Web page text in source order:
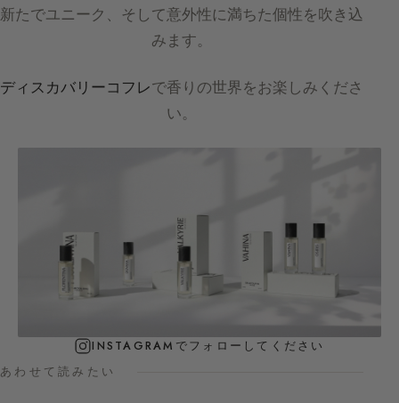
新たでユニーク、そして意外性に満ちた個性を吹き込
みます。
ディスカバリーコフレで香りの世界をお楽しみくださ
い。
INSTAGRAMでフォローしてください
あわせて読みたい